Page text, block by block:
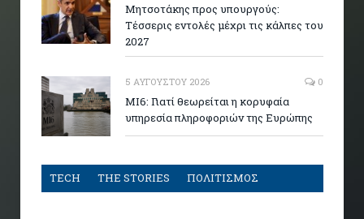
Μητσοτάκης προς υπουργούς:
Τέσσερις εντολές μέχρι τις κάλπες του
2027
5 ΑΥΓΟΎΣΤΟΥ 2026 0
MI6: Γιατί θεωρείται η κορυφαία
υπηρεσία πληροφοριών της Ευρώπης
TECH THE STORIES ΠΟΛΙΤΙΣΜΟΣ